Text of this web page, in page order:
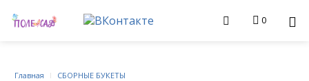
0
Главная СБОРНЫЕ БУКЕТЫ